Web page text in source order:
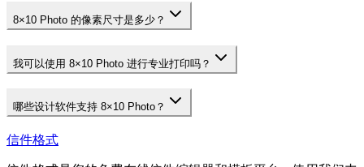
8×10 Photo 的像素尺寸是多少？
我可以使用 8×10 Photo 进行专业打印吗？
哪些设计软件支持 8×10 Photo？
信件格式